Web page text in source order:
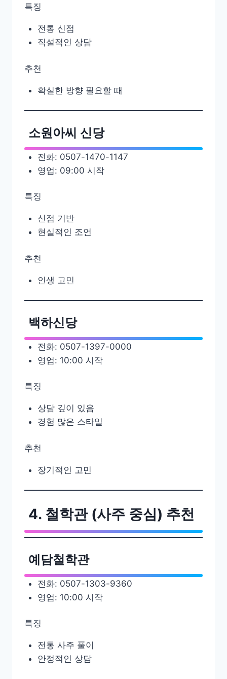
특징
전통 신점
직설적인 상담
추천
확실한 방향 필요할 때
소원아씨 신당
전화: 0507-1470-1147
영업: 09:00 시작
특징
신점 기반
현실적인 조언
추천
인생 고민
백하신당
전화: 0507-1397-0000
영업: 10:00 시작
특징
상담 깊이 있음
경험 많은 스타일
추천
장기적인 고민
4. 철학관 (사주 중심) 추천
예담철학관
전화: 0507-1303-9360
영업: 10:00 시작
특징
전통 사주 풀이
안정적인 상담